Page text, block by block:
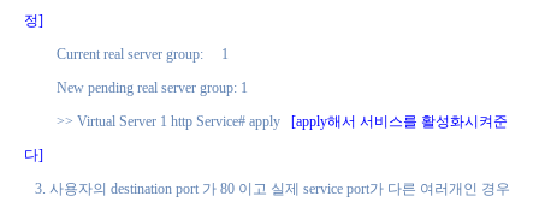
정]
Current real server group:
1
New pending real server group: 1
>> Virtual Server 1 http Service# apply
[apply해서 서비스를 활성화시켜준
다]
3. 사용자의 destination port 가 80 이고 실제 service port가 다른 여러개인 경우